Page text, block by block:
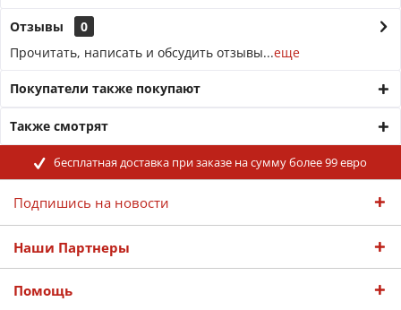
Отзывы
0
Прочитать, написать и обсудить отзывы...еще
Покупатели также покупают
Также смотрят
бесплатная доставка при заказе на сумму более 99 евро
Подпишись на новости
Наши Партнеры
Помощь